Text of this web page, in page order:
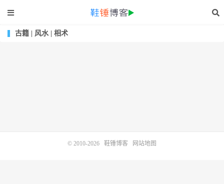
古籍 | 风水 | 相术
© 2010-2026 鞋锤博客 网站地图